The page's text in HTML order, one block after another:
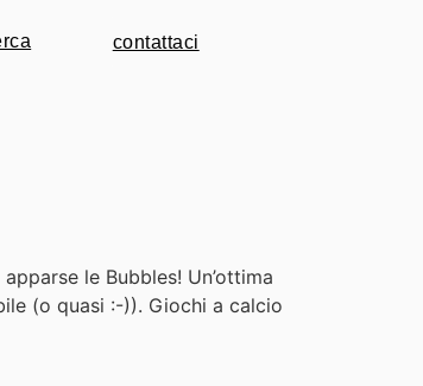
contattaci
le Bubbles! Un’ottima
(o quasi :-)). Giochi a calcio